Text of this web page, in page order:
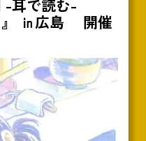
-耳で読む-
』 ㏌広島 開催